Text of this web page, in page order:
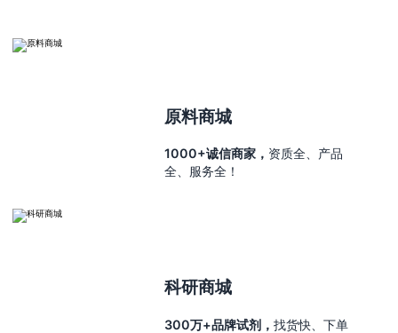
原料商城
1000+诚信商家， 资质全、产品
全、服务全！
科研商城
300万+品牌试剂，找货快、下单